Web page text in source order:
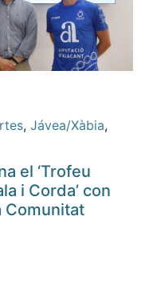
, Jávea/Xàbia,
el ‘Trofeu
i Corda’ con
Comunitat